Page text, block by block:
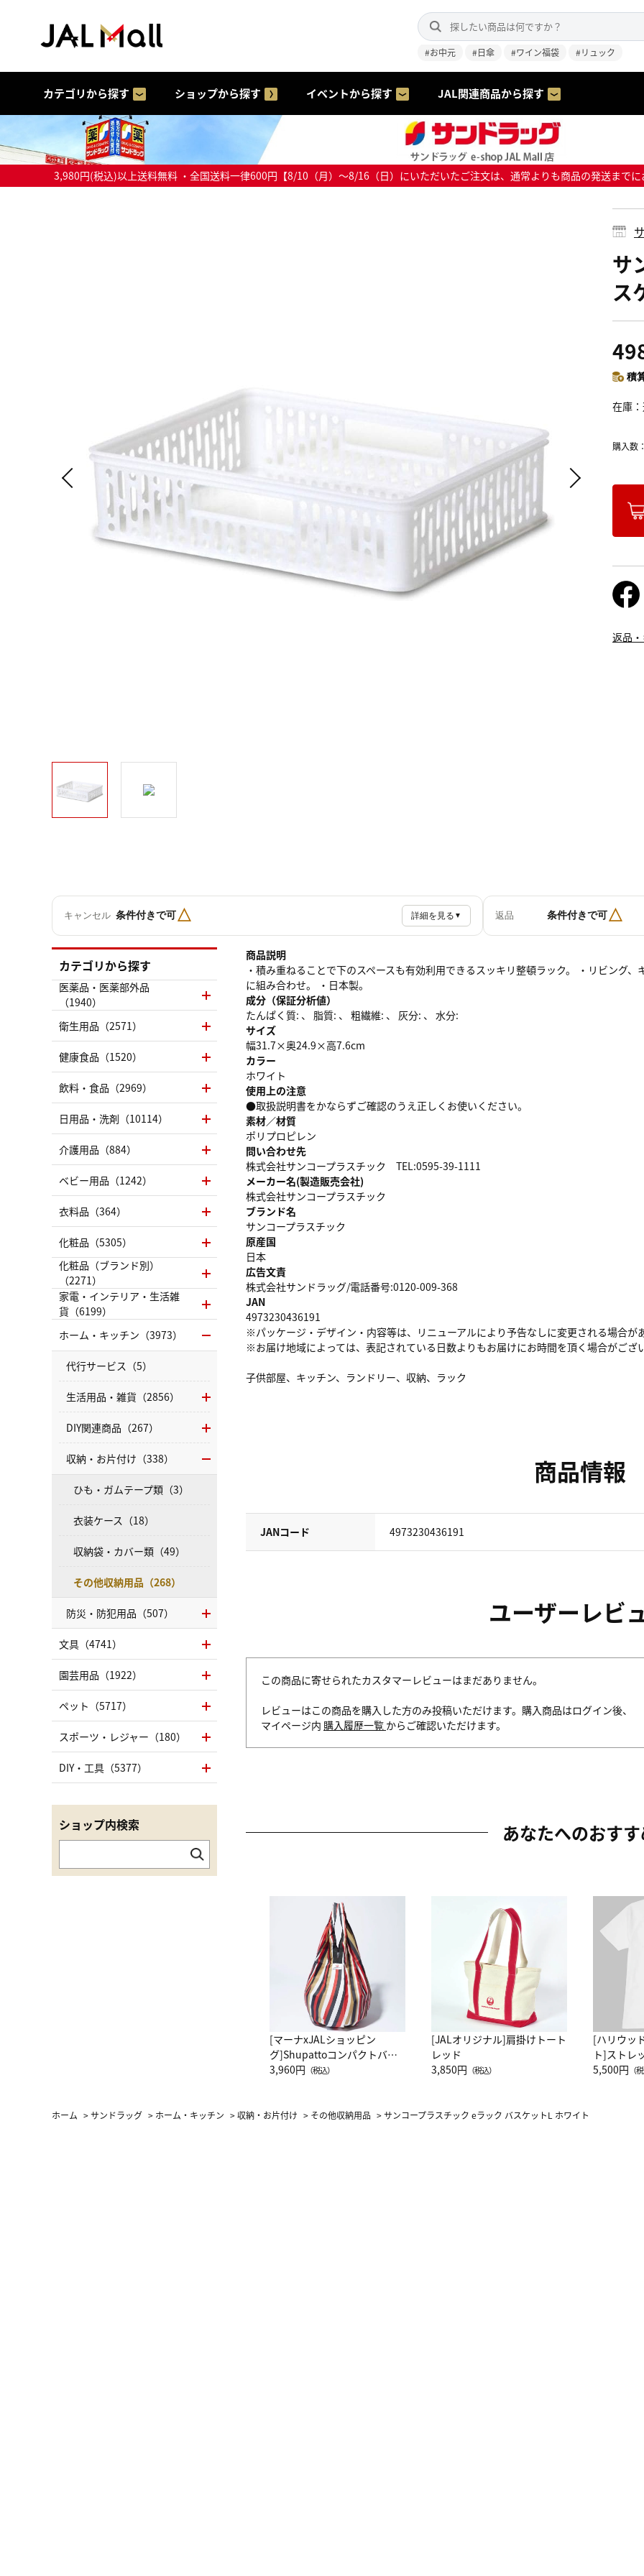
#お中元 #日傘 #ワイン福袋 #リュック
カテゴリから探す ショップから探す イベントから探す JAL関連商品から探す
3,980円(税込)以上送料無料 ・全国送料一律600円【8/10（月）～8/16（日）にいただいたご注文は、通常よりも商品の発送まで
サ
ス
積
在庫
購入数：
返品
キャンセル 条件付きで可△ 詳細を見る ▼ 返品 条件付きで可△
商品説明
・積み重ねることで下のスペースも有効利用できるスッキリ整頓ラック。 ・リビング
に組み合わせ。 ・日本製。
成分（保証分析値）
たんぱく質: 、 脂質: 、 粗繊維: 、 灰分: 、 水分:
サイズ
幅31.7×奥24.9×高7.6cm
カラー
ホワイト
使用上の注意
●取扱説明書をかならずご確認のうえ正しくお使いください。
素材／材質
ポリプロピレン
問い合わせ先
株式会社サンコープラスチック TEL:0595-39-1111
メーカー名(製造販売会社)
株式会社サンコープラスチック
ブランド名
サンコープラスチック
原産国
日本
広告文責
株式会社サンドラッグ/電話番号:0120-009-368
JAN
4973230436191
※パッケージ・デザイン・内容等は、リニューアルにより予告なしに変更される場合が
※お届け地域によっては、表記されている日数よりもお届けにお時間を頂く場合がござい
子供部屋、キッチン、ランドリー、収納、ラック
商品情報
JANコード 4973230436191
ユーザーレビ
この商品に寄せられたカスタマーレビューはまだありません。
レビューはこの商品を購入した方のみ投稿いただけます。購入商品はログイン後、
マイページ内 購入履歴一覧 からご確認いただけます。
あなたへのおす
[マーナxJALショッピン
グ]Shupattoコンパクトバッ
グ Drop JAL客室乗務員
3,960円 （税込）
[JALオリジナル]肩掛けトート
レッド
3,850円 （税込）
[ハリウッ
ト]ストレ
ーネック別
5,500円 （
カテゴリから探す
医薬品・医薬部外品
（1940）
衛生用品（2571）
健康食品（1520）
飲料・食品（2969）
日用品・洗剤（10114）
介護用品（884）
ベビー用品（1242）
衣料品（364）
化粧品（5305）
化粧品（ブランド別）
（2271）
家電・インテリア・生活雑
貨（6199）
ホーム・キッチン（3973）
代行サービス（5）
生活用品・雑貨（2856）
DIY関連商品（267）
収納・お片付け（338）
ひも・ガムテープ類（3）
衣装ケース（18）
収納袋・カバー類（49）
その他収納用品（268）
防災・防犯用品（507）
文具（4741）
園芸用品（1922）
ペット（5717）
スポーツ・レジャー（180）
DIY・工具（5377）
ショップ内検索
ホーム >サンドラッグ > ホーム・キッチン >収納・お片付け > その他収納用品 >サンコープラスチック eラック バスケットL ホワイト